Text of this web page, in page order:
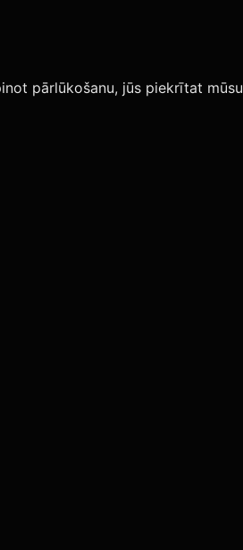
pārlūkošanu, jūs piekrītat mūsu